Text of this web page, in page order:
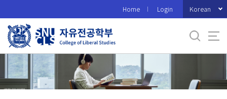
로
메
Home Login Korean